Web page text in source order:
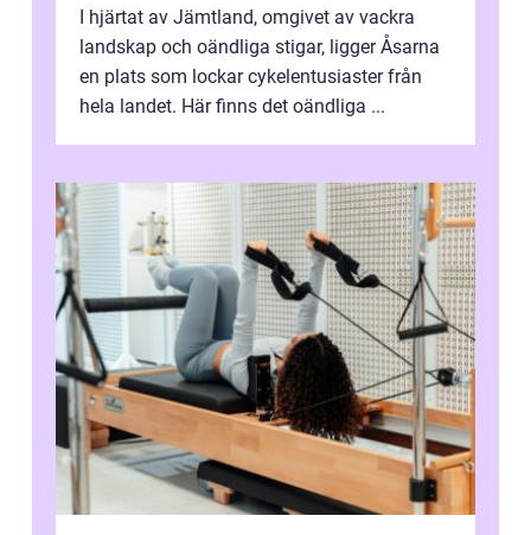
I hjärtat av Jämtland, omgivet av vackra
landskap och oändliga stigar, ligger Åsarna
en plats som lockar cykelentusiaster från
hela landet. Här finns det oändliga ...